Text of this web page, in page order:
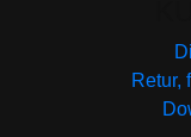
Retur,